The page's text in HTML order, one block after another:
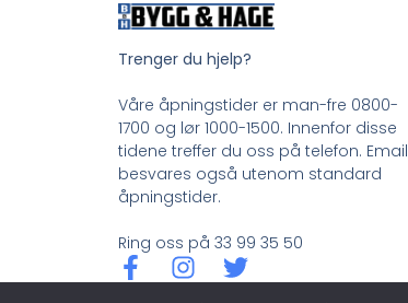
Trenger du hjelp?
Våre åpningstider er man-fre 0800-
1700 og lør 1000-1500. Innenfor disse
tidene treffer du oss på telefon. Email
besvares også utenom standard
åpningstider.
Ring oss på 33 99 35 50